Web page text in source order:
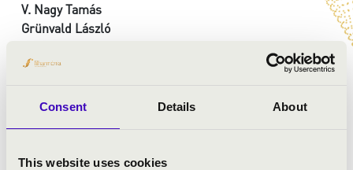
Consent Details About
This website uses cookies
V. Nagy Tamás
Grünvald László
Zombor Levente
Vivaldi: A négy évszak - Tavasz, 1. tétel